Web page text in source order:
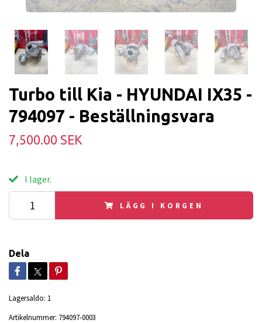
Turbo till Kia - HYUNDAI IX35 -
794097 - Beställningsvara
7,500.00 SEK
I lager.
LÄGG I KORGEN
Dela
Lagersaldo: 1
Artikelnummer: 794097-0003